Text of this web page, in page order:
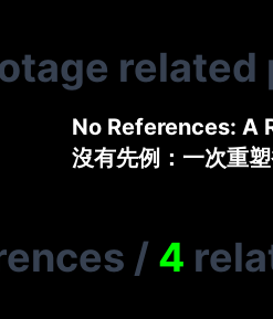
related
No References: A
沒有先例：一次重
/ 4